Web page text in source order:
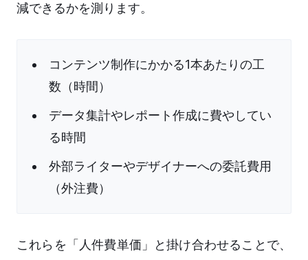
減できるかを測ります。
コンテンツ制作にかかる1本あたりの工
数（時間）
データ集計やレポート作成に費やしてい
る時間
外部ライターやデザイナーへの委託費用
（外注費）
これらを「人件費単価」と掛け合わせることで、